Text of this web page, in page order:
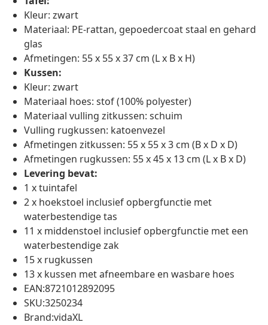
Kleur: zwart
Materiaal: PE-rattan, gepoedercoat staal en gehard
glas
Afmetingen: 55 x 55 x 37 cm (L x B x H)
Kussen:
Kleur: zwart
Materiaal hoes: stof (100% polyester)
Materiaal vulling zitkussen: schuim
Vulling rugkussen: katoenvezel
Afmetingen zitkussen: 55 x 55 x 3 cm (B x D x D)
Afmetingen rugkussen: 55 x 45 x 13 cm (L x B x D)
Levering bevat:
1 x tuintafel
2 x hoekstoel inclusief opbergfunctie met
waterbestendige tas
11 x middenstoel inclusief opbergfunctie met een
waterbestendige zak
15 x rugkussen
13 x kussen met afneembare en wasbare hoes
EAN:8721012892095
SKU:3250234
Brand:vidaXL